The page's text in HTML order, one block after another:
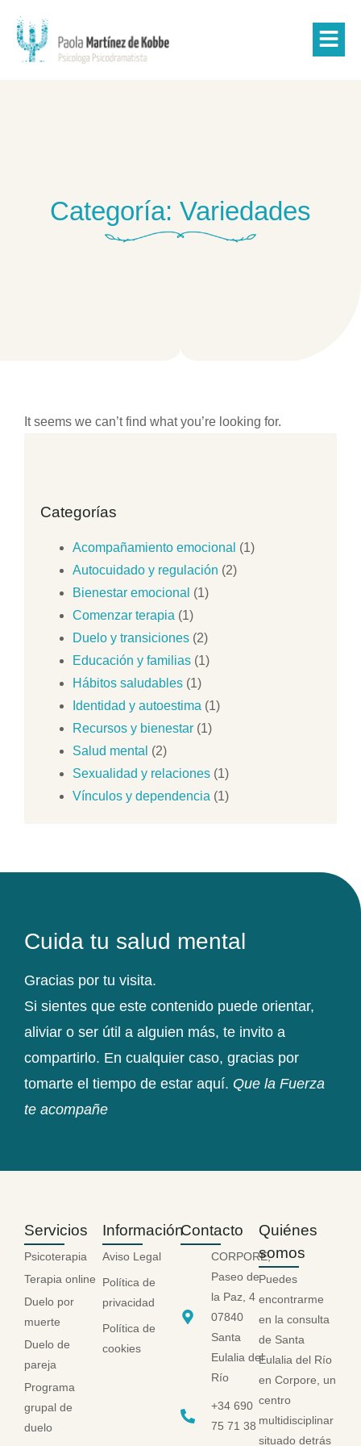
Categoría: Variedades
It seems we can’t find what you’re looking for.
Categorías
Acompañamiento emocional (1)
Autocuidado y regulación (2)
Bienestar emocional (1)
Comenzar terapia (1)
Duelo y transiciones (2)
Educación y familias (1)
Hábitos saludables (1)
Identidad y autoestima (1)
Recursos y bienestar (1)
Salud mental (2)
Sexualidad y relaciones (1)
Vínculos y dependencia (1)
Cuida tu salud mental
Gracias por tu visita.
Si sientes que este contenido puede orientar,
aliviar o ser útil a alguien más, te invito a
compartirlo. En cualquier caso, gracias por
tomarte el tiempo de estar aquí. Que la Fuerza
te acompañe
Servicios
Psicoterapia
Terapia online
Duelo por
muerte
Duelo de
pareja
Programa
grupal de
duelo
Información
Aviso Legal
Política de
privacidad
Política de
cookies
Contacto
CORPORE,
Paseo de
la Paz, 4
07840
Santa
Eulalia del
Río
+34 690
75 71 38
Quiénes
somos
Puedes
encontrarme
en la consulta
de Santa
Eulalia del Río
en Corpore, un
centro
multidisciplinar
situado detrás